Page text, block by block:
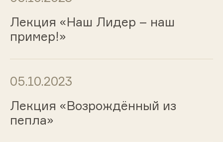
Лекция «Наш Лидер – наш
пример!»
05.10.2023
Лекция «Возрождённый из
пепла»